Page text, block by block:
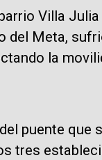
Villa
del Meta,
la
puente que
tres